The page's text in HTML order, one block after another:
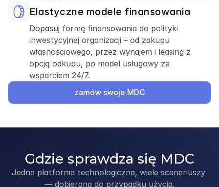
Elastyczne modele finansowania
Dopasuj formę finansowania do polityki
inwestycyjnej organizacji – od zakupu
własnościowego, przez wynajem i leasing z
opcją odkupu, po model usługowy ze
wsparciem 24/7.
zamów swoje MDC
Gdzie sprawdza się MDC
Jedna platforma technologiczna, wiele scenariuszy
— dobierana do przypadku użycia.